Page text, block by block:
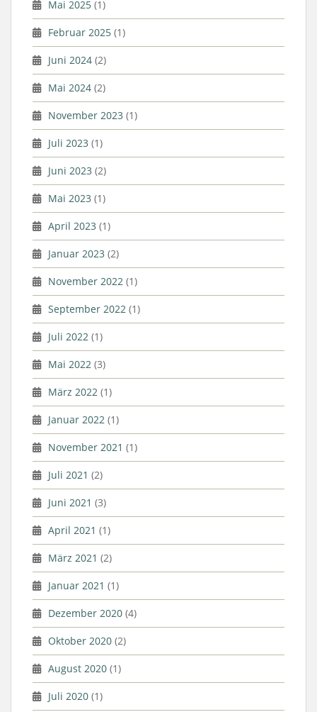
Mai 2025 (1)
Februar 2025 (1)
Juni 2024 (2)
Mai 2024 (2)
November 2023 (1)
Juli 2023 (1)
Juni 2023 (2)
Mai 2023 (1)
April 2023 (1)
Januar 2023 (2)
November 2022 (1)
September 2022 (1)
Juli 2022 (1)
Mai 2022 (3)
März 2022 (1)
Januar 2022 (1)
November 2021 (1)
Juli 2021 (2)
Juni 2021 (3)
April 2021 (1)
März 2021 (2)
Januar 2021 (1)
Dezember 2020 (4)
Oktober 2020 (2)
August 2020 (1)
Juli 2020 (1)